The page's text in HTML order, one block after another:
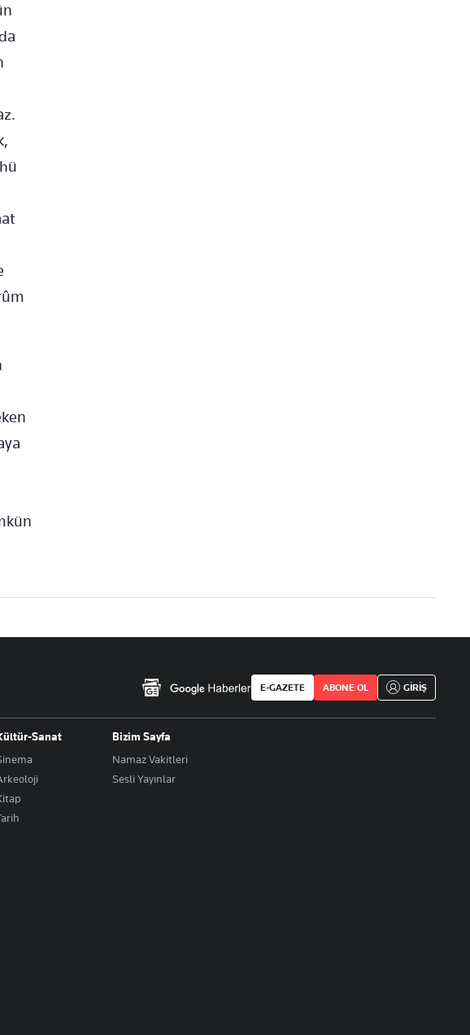
E-GAZETE ABONE OL GİRİŞ
Sanat
Bizim Sayfa
Namaz Vakitleri
Sesli Yayınlar